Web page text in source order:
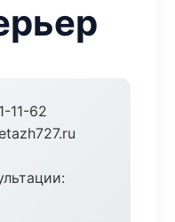
11-62